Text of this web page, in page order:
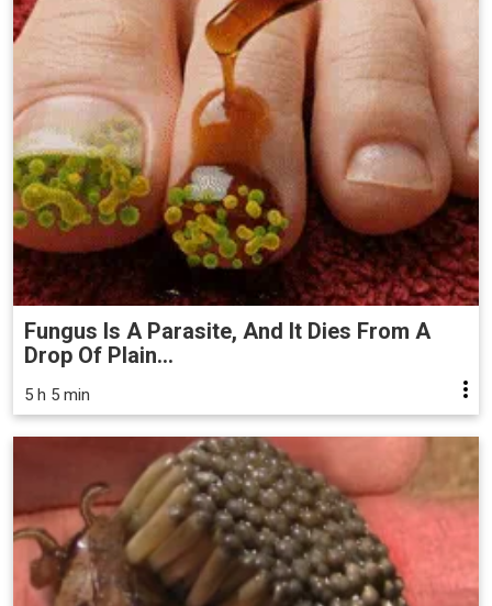
Fungus Is A Parasite, And It Dies From A
Drop Of Plain...
5 h 5 min